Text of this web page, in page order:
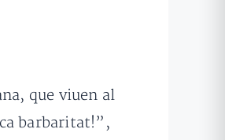
que viuen al
barbaritat!”,